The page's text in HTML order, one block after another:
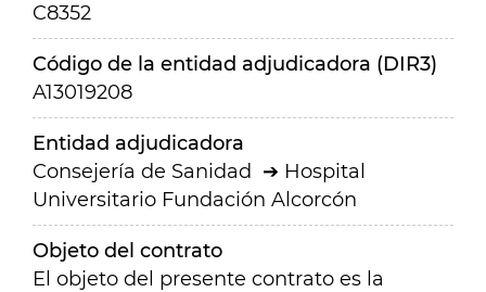
C8352
Código de la entidad adjudicadora (DIR3)
A13019208
Entidad adjudicadora
Consejería de Sanidad
Hospital
Universitario Fundación Alcorcón
Objeto del contrato
El objeto del presente contrato es la